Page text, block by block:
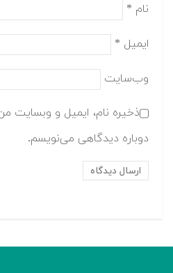
نام *
ایمیل *
وب‌سایت
ذخیره نام، ایمیل و وبسایت
دوباره دیدگاهی می‌نویسم.